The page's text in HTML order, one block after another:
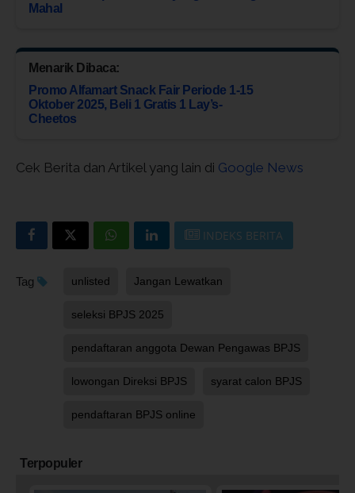
Mahal
Menarik Dibaca:
Promo Alfamart Snack Fair Periode 1-15
Oktober 2025, Beli 1 Gratis 1 Lay’s-
Cheetos
Cek Berita dan Artikel yang lain di Google News
INDEKS BERITA
Tag unlisted Jangan Lewatkan
seleksi BPJS 2025
pendaftaran anggota Dewan Pengawas BPJS
lowongan Direksi BPJS syarat calon BPJS
pendaftaran BPJS online
Terpopuler